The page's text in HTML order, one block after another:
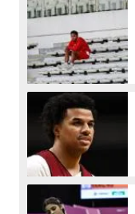
SEPAK BOLA
BASKET